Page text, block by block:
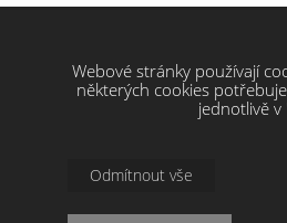
Webové stránky používají
některých cookies
jednotlivě
Odmítnout vše